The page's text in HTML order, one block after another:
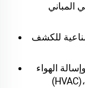
للكشف
الهواء